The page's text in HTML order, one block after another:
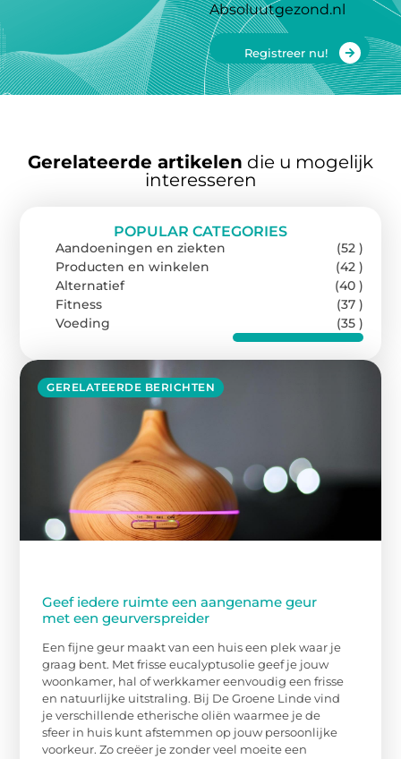
Absoluutgezond.nl
Registreer nu!
Gerelateerde artikelen die u mogelijk
interesseren
GERELATEERDE BERICHTEN
Geef iedere ruimte een aangename geur
met een geurverspreider
Een fijne geur maakt van een huis een plek waar je
graag bent. Met frisse eucalyptusolie geef je jouw
woonkamer, hal of werkkamer eenvoudig een frisse
en natuurlijke uitstraling. Bij De Groene Linde vind
je verschillende etherische oliën waarmee je de
sfeer in huis kunt afstemmen op jouw persoonlijke
voorkeur. Zo creëer je zonder veel moeite een
POPULAR CATEGORIES
Aandoeningen en ziekten
(52 )
Producten en winkelen
(42 )
Alternatief
(40 )
Fitness
(37 )
Voeding
(35 )